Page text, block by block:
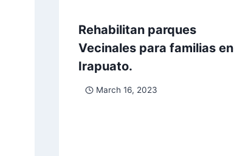
Rehabilitan parques
Vecinales para familias en
Irapuato.
March 16, 2023